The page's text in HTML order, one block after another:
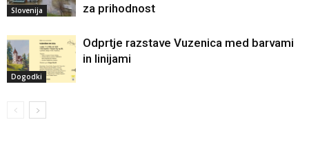
Slovenija
za prihodnost
Dogodki
Odprtje razstave Vuzenica med barvami
in linijami